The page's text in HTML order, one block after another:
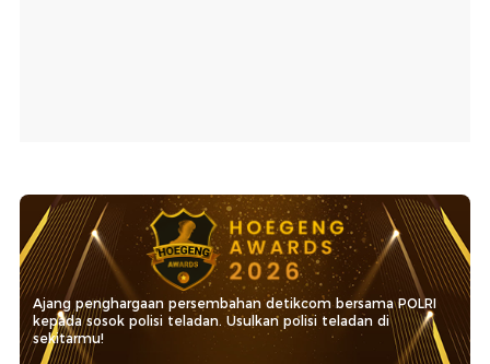
Ajang penghargaan persembahan detikcom bersama POLRI
kepada sosok polisi teladan. Usulkan polisi teladan di
sekitarmu!